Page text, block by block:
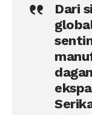
Dari